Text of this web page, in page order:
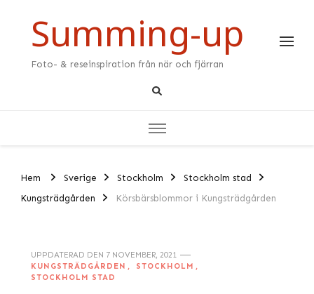
Summing-up
Foto- & reseinspiration från när och fjärran
Hem Sverige Stockholm
Stockholm stad
Kungsträdgården
Körsbärsblommor i Kungsträdgården
UPPDATERAD DEN 7 NOVEMBER, 2021
KUNGSTRÄDGÅRDEN
STOCKHOLM
STOCKHOLM STAD